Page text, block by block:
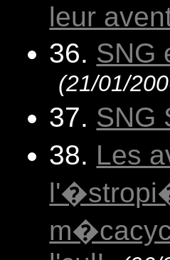
leur
36. SNG
(21/01/
37. SNG
38. Les